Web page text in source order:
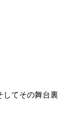
してその舞台裏